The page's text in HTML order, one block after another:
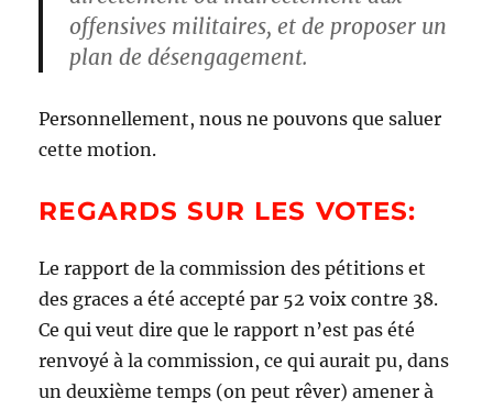
offensives militaires, et de proposer un
plan de désengagement.
Personnellement, nous ne pouvons que saluer
cette motion.
REGARDS SUR LES VOTES:
Le rapport de la commission des pétitions et
des graces a été accepté par 52 voix contre 38.
Ce qui veut dire que le rapport n’est pas été
renvoyé à la commission, ce qui aurait pu, dans
un deuxième temps (on peut rêver) amener à